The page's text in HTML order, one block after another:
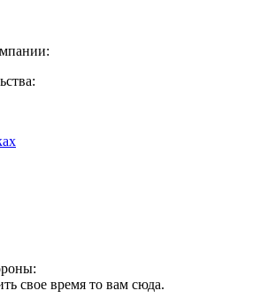
свое время то вам сюда.